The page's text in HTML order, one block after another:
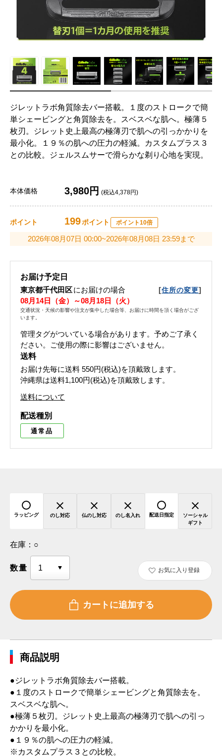
ジレットラボ角質除去バー搭載。１度のストロークで簡
単シェービングと角質除去を。スベスベな肌へ。極薄５
枚刃。ジレット史上最高の極薄刃で肌への引っかかりを
最小化。１９％の肌への圧力の軽減。カスタムプラス３
との比較。ジェルスムサーで滑らかな剃り心地を実現。
本体価格 3,980円 (税込4,378円)
ポイント 199ポイント ポイント10倍
2026年08月07日 00:00~2026年08月08日 23:59まで
お届け予定日
東京都千代田区にお届けの場合 [住所の変更]
08月14日（金）～08月18日（火）
交通状況・天候の影響や注文が集中した場合等、お届けに時間を頂く場合がござ
います。
管理タグがついている場合があります。予めご了承く
ださい。ご使用の際に影響はございません。
送料
お届け先毎に送料 550円(税込)を頂戴致します。
沖縄県は送料1,100円(税込)を頂戴致します。
送料について
配送種別
通常品
ラッピング のし対応 仏のし対応 のし名入れ 配送日指定
ソーシャル
ギフト
在庫： ○
数量 お気に入り登録
商品説明
●ジレットラボ角質除去バー搭載。
●１度のストロークで簡単シェービングと角質除去を。
スベスベな肌へ。
●極薄５枚刃。ジレット史上最高の極薄刃で肌への引っ
かかりを最小化。
●１９％の肌への圧力の軽減。
※カスタムプラス３との比較。